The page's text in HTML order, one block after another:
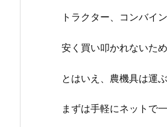
トラクター、コンバイ
安く買い叩かれないた
とはいえ、農機具は運
まずは手軽にネットで